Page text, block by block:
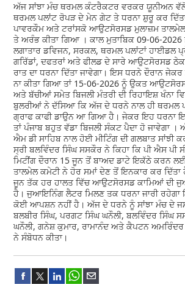
ਅੱਜ ਸਾਂਝਾ ਮੰਚ ਥਰਮਲ ਕੰਟਰੈਕਟਰ ਵਰਕਰ ਯੂਨੀਅਨ
ਥਰਮਲ ਪਲਾਂਟ ਰੋਪੜ ਦੇ ਮੇਨ ਗੇਟ ਤੇ ਧਰਨਾ ਸ਼ੁਰੂ ਕਰ
ਪਾਵਰਕੌਮ ਅਤੇ ਟਰਾਂਸਕੋ ਆਉਟਸੋਰਸਡ ਮੁਲਾਜ਼ਮ ਤਾਲਮੇਲ
ਤੇ ਅਰੰਭ ਕੀਤਾ ਗਿਆ । ਕਾਲ ਮੁਤਾਬਿਕ 09-06-
ਲਗਾਤਾਰ ਡਵਿਜਨ, ਸਰਕਲ, ਥਰਮਲ ਪਲਾਂਟਾਂ ਹਾਈਡਲ
ਗਰਿੱਡਾਂ, ਦਫਤਰਾਂ ਅਤੇ ਫੀਲਡ ਦੇ ਸਾਰੇ ਆਉਟਸੋਰਸਡ
ਰਾਤ ਦਾ ਧਰਨਾ ਦਿੱਤਾ ਜਾਵੇਗਾ। ਇਸ ਧਰਨੇ ਦੌਰਾਨ
ਨਾ ਕੀਤਾ ਗਿਆ ਤਾਂ 15-06-2026 ਨੂੰ ਉਕਤ
ਅਤੇ ਬੱਚੀਆਂ ਸਮੇਤ ਬਿਜਲੀ ਮੰਤਰੀ ਦੀ ਰਿਹਾਇਸ਼ ਖੰਨਾ
ਬੁਲਰੀਆਂ ਨੇ ਦੱਸਿਆ ਕਿ ਅੱਜ ਦੇ ਧਰਨੇ ਨਾਲ ਹੀ ਥਰਮਲ
ਗ੍ਰਾਫ ਕਾਫੀ ਡਾਉਨ ਆ ਗਿਆ ਹੈ। ਜੇਕਰ ਇਹ ਧਰਨਾ
ਤਾਂ ਪੰਜਾਬ ਬਹੁਤ ਵੱਡਾ ਬਿਜਲੀ ਸੰਕਟ ਪੈਦਾ ਹੋ ਜਾਵੇਗਾ ।
ਐਮ ਡੀ ਸਾਹਿਬ ਨਾਲ ਹੋਈ ਮੀਟਿੰਗ ਦੀ ਗਲਬਾਤ
ਸ੍ਰੀ ਬਲਵਿੰਦਰ ਸਿੰਘ ਸਸਕੌਰ ਨੇ ਕਿਹਾ ਕਿ ਪੀ ਐਸ ਪੀ
ਮਿਟੀਂਗ ਦੌਰਾਨ 15 ਜੂਨ ਤੋਂ ਬਾਅਦ ਡਾਟੇ ਇਕੱਠੇ ਕਰਨ
ਤਾਲਮੇਲ ਕਮੇਟੀ ਨੇ ਹੋਰ ਸਮਾਂ ਦੇਣ ਤੋਂ ਇਨਕਾਰ ਕਰ
ਜੂਨ ਤੱਕ ਹਰ ਹਾਲਤ ਵਿੱਚ ਆਉਟਸੋਰਸਡ ਕਾਮਿਆਂ ਦੀ
ਹੈ। ਜੁਆਇਨਿੰਗ ਲੈਟਰ ਮਿਲਣ ਤਕ ਧਰਨਾ ਜਾਰੀ ਰਹੇਗਾ
ਕੋਈ ਆਪਸ਼ਨ ਨਹੀਂ ਹੈ। ਅੱਜ ਦੇ ਧਰਨੇ ਨੂੰ ਸਾਂਝਾ ਮੰਚ ਦੇ
ਬਲਬੀਰ ਸਿੰਘ, ਪਰਗਟ ਸਿੰਘ ਘਨੌਲੀ, ਬਲਵਿੰਦਰ ਸਿੰਘ
ਘਨੌਲੀ, ਗਨੇਸ਼ ਕੁਮਾਰ, ਰਾਮਾਨੰਦ ਅਤੇ ਕੈਪਟਨ
ਨੇ ਸੰਬੋਧਨ ਕੀਤਾ।